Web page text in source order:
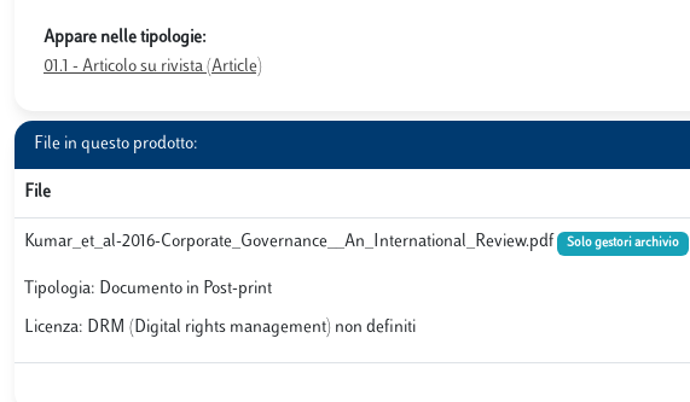
Appare nelle tipologie:
01.1 - Articolo su rivista (Article)
File in questo prodotto:
File
Kumar_et_al-2016-Corporate_Governance__An_International_Review.pdf Solo gestori archivio
Tipologia: Documento in Post-print
Licenza: DRM (Digital rights management) non definiti